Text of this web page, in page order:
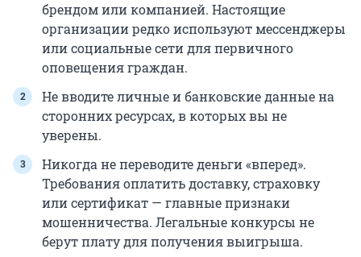
брендом или компанией. Настоящие
организации редко используют мессенджеры
или социальные сети для первичного
оповещения граждан.
Не вводите личные и банковские данные на
сторонних ресурсах, в которых вы не
уверены.
Никогда не переводите деньги «вперед».
Требования оплатить доставку, страховку
или сертификат — главные признаки
мошенничества. Легальные конкурсы не
берут плату для получения выигрыша.